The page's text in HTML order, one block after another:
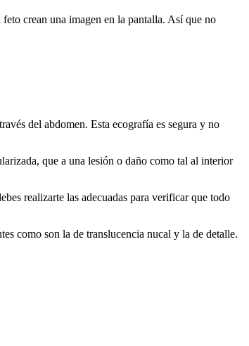
crean una imagen en la pantalla. Así que no
del abdomen. Esta ecografía es segura y no
que a una lesión o daño como tal al interior
realizarte las adecuadas para verificar que todo
como son la de translucencia nucal y la de detalle.